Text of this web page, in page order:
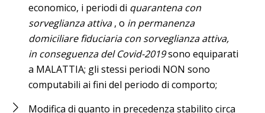
economico, i periodi di quarantena con
sorveglianza attiva, o in permanenza
domiciliare fiduciaria con sorveglianza attiva,
in conseguenza del Covid-2019sono equiparati
a MALATTIA; gli stessi periodi NON sono
computabili ai fini del periodo di comporto;
Modifica di quanto in precedenza stabilito circa